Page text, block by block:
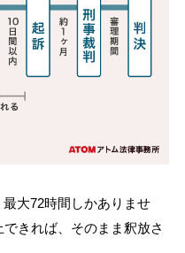
大72時間しかありませ
きれば、そのまま釈放さ